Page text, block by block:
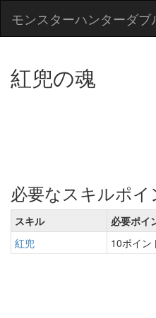
モンスターハンターダブ
紅兜の魂
必要なスキルポイ
スキル
必要ポイ
紅兜
10ポイン